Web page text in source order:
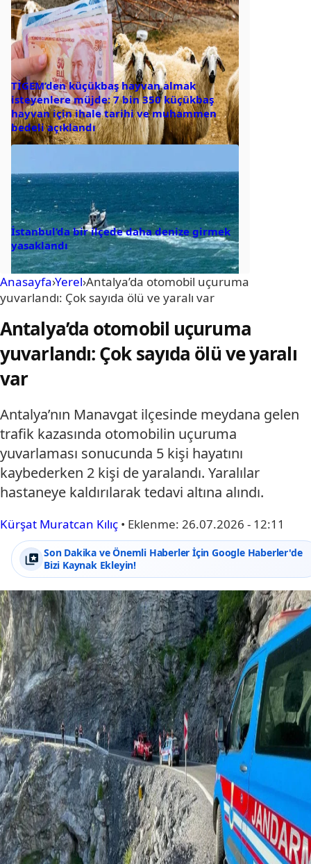
TİGEM’den küçükbaş hayvan almak
isteyenlere müjde: 7 bin 350 küçükbaş
hayvan için ihale tarihi ve muhammen
bedeli açıklandı
İstanbul’da bir ilçede daha denize girmek
yasaklandı
Anasayfa›Yerel›Antalya’da otomobil uçuruma
yuvarlandı: Çok sayıda ölü ve yaralı var
Antalya’da otomobil uçuruma
yuvarlandı: Çok sayıda ölü ve yaralı
var
Antalya’nın Manavgat ilçesinde meydana gelen
trafik kazasında otomobilin uçuruma
yuvarlaması sonucunda 5 kişi hayatını
kaybederken 2 kişi de yaralandı. Yaralılar
hastaneye kaldırılarak tedavi altına alındı.
Kürşat Muratcan Kılıç • Eklenme: 26.07.2026 - 12:11
Son Dakika ve Önemli Haberler İçin Google Haberler'de
Bizi Kaynak Ekleyin!